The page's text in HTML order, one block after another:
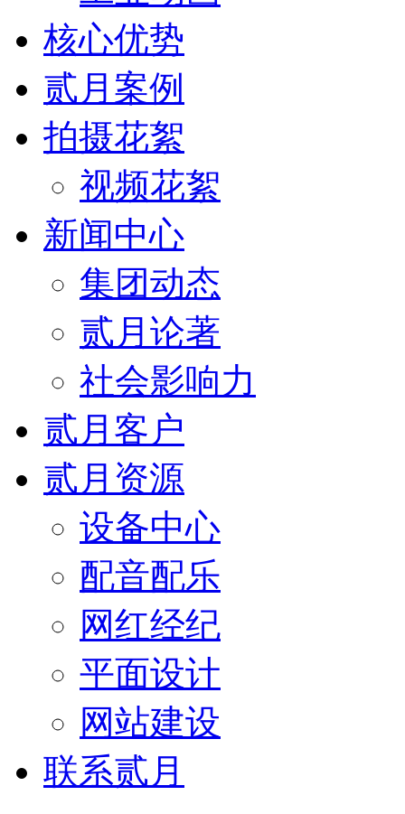
核心优势
贰月案例
拍摄花絮
视频花絮
新闻中心
集团动态
贰月论著
社会影响力
贰月客户
贰月资源
设备中心
配音配乐
网红经纪
平面设计
网站建设
联系贰月